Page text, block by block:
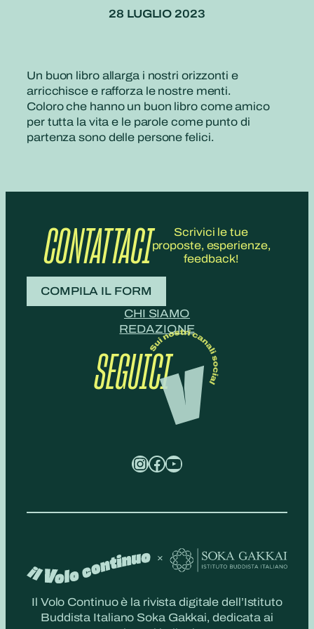
28 LUGLIO 2023
Un buon libro allarga i nostri orizzonti e
arricchisce e rafforza le nostre menti.
Coloro che hanno un buon libro come amico
per tutta la vita e le parole come punto di
partenza sono delle persone felici.
CONTATTACI
Scrivici le tue
proposte, esperienze,
feedback!
COMPILA IL FORM
CHI SIAMO
REDAZIONE
SEGUICI
InstagramFacebook YouTube
Il Volo Continuo è la rivista digitale dell’Istituto
Buddista Italiano Soka Gakkai, dedicata ai